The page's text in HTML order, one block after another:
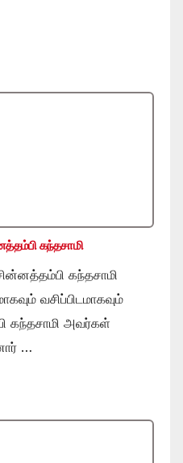
கந்தசாமி
கந்தசாமி
வசிப்பிடமாகவும்
கந்தசாமி அவர்கள்
…